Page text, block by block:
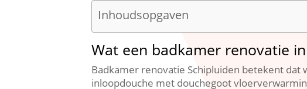
Inhoudsopgaven
Wat een badkamer renovatie
Badkamer renovatie Schipluiden betekent
inloopdouche met douchegoot